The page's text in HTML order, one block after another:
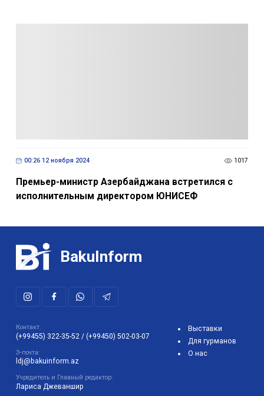
00:26 12 ноября 2024 1017
Премьер-министр Азербайджана встретился с
исполнительным директором ЮНИСЕФ
BakuInform
Контакт:
(+99455) 322-35-52 / (+99450) 502-03-07
Э-почта:
ldj@bakuinform.az
Учредитель и Главный редактор:
Лариса Джеваншир
Выставки
Для гурманов
О нас